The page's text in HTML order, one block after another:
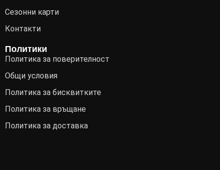
Сезонни карти
Контакти
Политики
Политика за поверителност
Общи условия
Политика за бисквитките
Политика за връщане
Политика за доставка